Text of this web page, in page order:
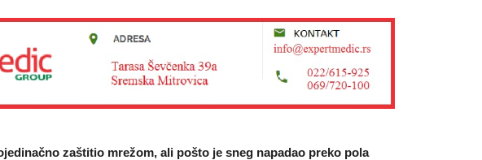
zaštitio mrežom, ali pošto je sneg napadao preko pola